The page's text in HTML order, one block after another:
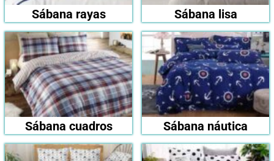
Sábana rayas Sábana lisa
Sábana cuadros Sábana náutica